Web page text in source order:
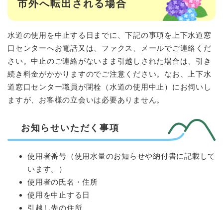
市外へ転出される場合
水道の使用を中止する日までに、下記の事項を上下水道窓
口センターへお電話又は、ファクス、メールでご連絡くだ
さい。中止のご連絡がないまま引越しされた場合は、引き
続き料金がかかりますのでご注意ください。なお、上下水
道窓口センター職員が閉栓（水道の使用中止）にお伺いし
ますが、お客様の立会いは必要ありません。
お知らせいただく事項
使用者番号（使用水量のお知らせや納付書に記載して
います。）
使用者の氏名・住所
使用を中止する日
引越し先の住所